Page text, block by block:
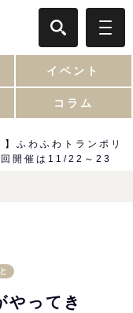
イベント
コラム
ふわふわトランポリ
開催は11/22～23
やってき